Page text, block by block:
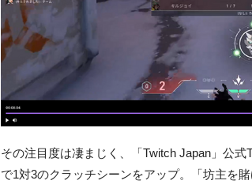
その注目度は凄まじく、「Twitch Japan」公
で1対3のクラッチシーンをアップ。「坊主を